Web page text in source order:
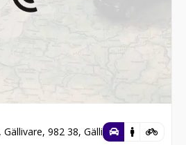
982 38, Gällivare